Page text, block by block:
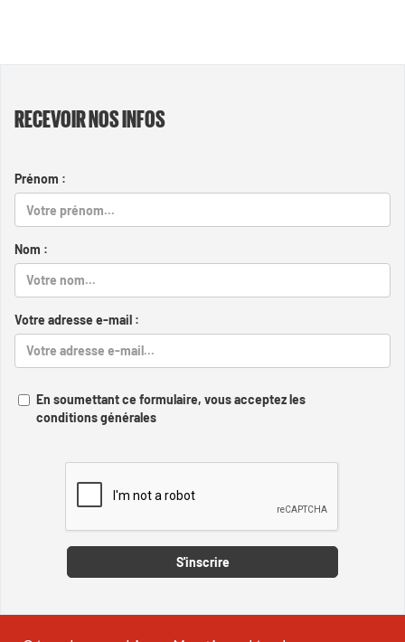
RECEVOIR NOS INFOS
Prénom :
Nom :
Votre adresse e-mail :
En soumettant ce formulaire, vous acceptez les
conditions générales
S'inscrire